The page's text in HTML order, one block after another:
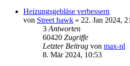
Heizungsgebläse verbessern
von Street hawk » 22. Jan 2024,
3 Antworten
60420 Zugriffe
Letzter Beitrag von max-nl
8. Mär 2024, 10:53